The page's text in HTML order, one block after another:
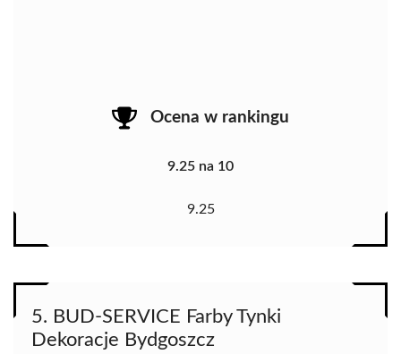
Ocena w rankingu
9.25 na 10
9.25
5. BUD-SERVICE Farby Tynki
Dekoracje Bydgoszcz